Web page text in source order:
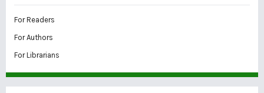
For Readers
For Authors
For Librarians